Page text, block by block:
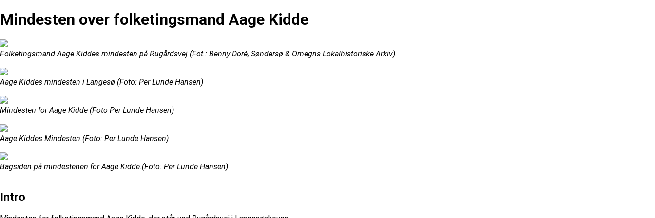
Mindesten over folketingsmand Aage Kidde
Folketingsmand Aage Kiddes mindesten på Rugårdsvej (Fot.: Benny Doré, Søndersø & Omegns Lokalhistoriske Arkiv).
Aage Kiddes mindesten i Langesø (Foto: Per Lunde Hansen)
Mindesten for Aage Kidde (Foto Per Lunde Hansen)
Aage Kiddes Mindesten.(Foto: Per Lunde Hansen)
Bagsiden på mindestenen for Aage Kidde.(Foto: Per Lunde Hansen)
Intro